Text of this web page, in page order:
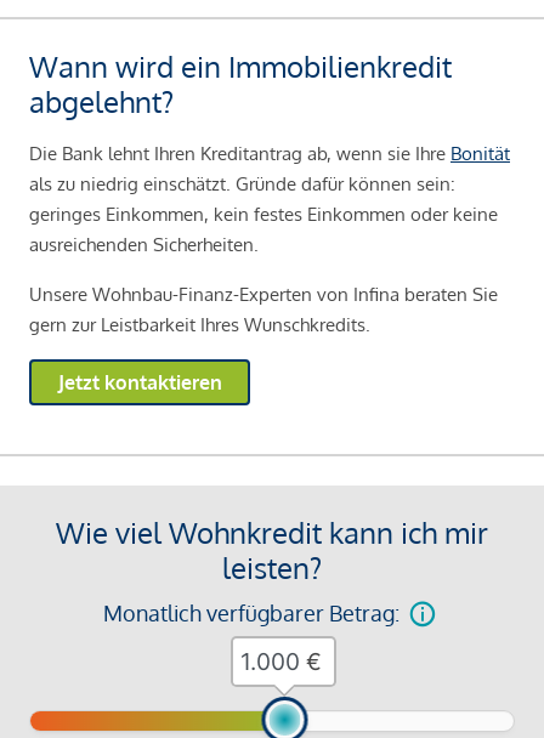
Wann wird ein Immobilienkredit
abgelehnt?
Die Bank lehnt Ihren Kreditantrag ab, wenn sie Ihre Bonität
als zu niedrig einschätzt. Gründe dafür können sein:
geringes Einkommen, kein festes Einkommen oder keine
ausreichenden Sicherheiten.
Unsere Wohnbau-Finanz-Experten von Infina beraten Sie
gern zur Leistbarkeit Ihres Wunschkredits.
Jetzt kontaktieren
Wie viel Wohnkredit kann ich mir
leisten?
Monatlich verfügbarer Betrag:
€